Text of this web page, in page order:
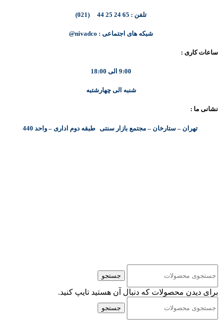
تلفن : 65 24 25 44 (021)
شبکه های اجتماعی : nivadco@
ساعات کاری :
9:00 الی 18:00
شنبه الی چهارشتبه
نشانی ما :
تهران – ستارخان – مجتمع بازار سنتی طبقه دوم اداری – واحد 440
جستجو
برای دیدن محصولات که دنبال آن هستید تایپ کنید.
جستجو